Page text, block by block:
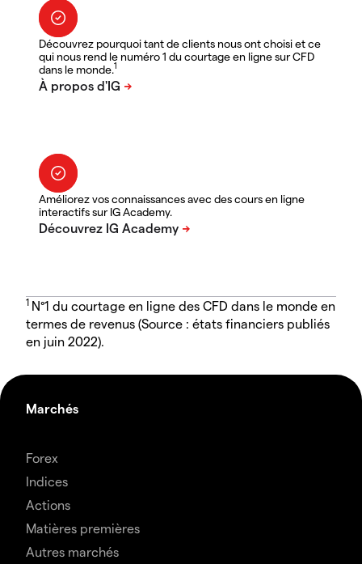
Découvrez pourquoi tant de clients nous ont choisi et ce
qui nous rend le numéro 1 du courtage en ligne sur CFD
dans le monde.1
Améliorez vos connaissances avec des cours en ligne
interactifs sur IG Academy.
1 N°1 du courtage en ligne des CFD dans le monde en
termes de revenus (Source : états financiers publiés
en juin 2022).
Marchés
Forex
Indices
Actions
Matières premières
Autres marchés